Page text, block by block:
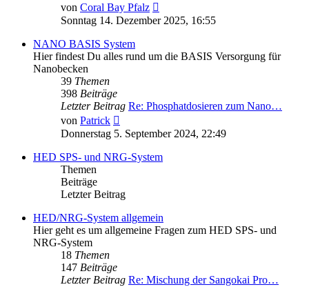
von Coral Bay Pfalz
Beitrag
Sonntag 14. Dezember 2025, 16:55
NANO BASIS System
Hier findest Du alles rund um die BASIS Versorgung für
Nanobecken
39 Themen
398 Beiträge
Letzter Beitrag Re: Phosphatdosieren zum Nano…
von Patrick
Beitrag
Donnerstag 5. September 2024, 22:49
HED SPS- und NRG-System
Themen
Beiträge
Letzter Beitrag
HED/NRG-System allgemein
Hier geht es um allgemeine Fragen zum HED SPS- und
NRG-System
18 Themen
147 Beiträge
Letzter Beitrag Re: Mischung der Sangokai Pro…